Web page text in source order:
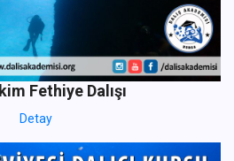
Fethiye Dalışı
Detay